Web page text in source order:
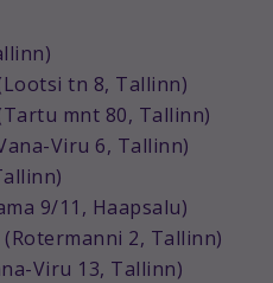
tn 8, Tallinn)
mnt 80, Tallinn)
Viru 6, Tallinn)
9/11, Haapsalu)
2, Tallinn)
Viru 13, Tallinn)